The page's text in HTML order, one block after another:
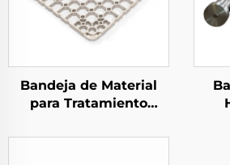
Bandeja de Material
para Tratamiento